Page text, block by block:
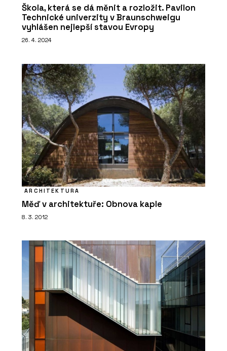
Škola, která se dá měnit a rozložit. Pavilon
Technické univerzity v Braunschweigu
vyhlášen nejlepší stavou Evropy
26. 4. 2024
ARCHITEKTURA
Měď v architektuře: Obnova kaple
8. 3. 2012